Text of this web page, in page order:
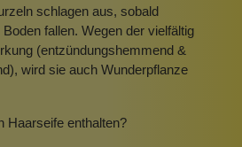
schlagen aus, sobald
fallen. Wegen der vielfältig
(entzündungshemmend &
wird sie auch Wunderpflanze
Haarseife enthalten?